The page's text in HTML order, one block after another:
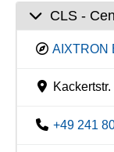
CLS -
AIXTRON
+49 241